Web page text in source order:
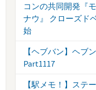
コンの共同開発『
ナウ』 クローズド
始
【ヘブバン】ヘブ
Part1117
【駅メモ！】ステ